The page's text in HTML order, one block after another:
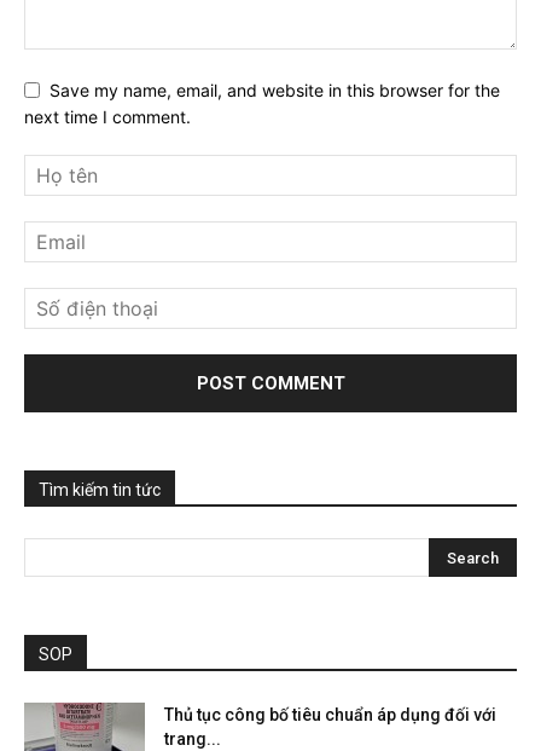
Save my name, email, and website in this browser for the
next time I comment.
Tìm kiếm tin tức
SOP
Thủ tục công bố tiêu chuẩn áp dụng đối với
trang...